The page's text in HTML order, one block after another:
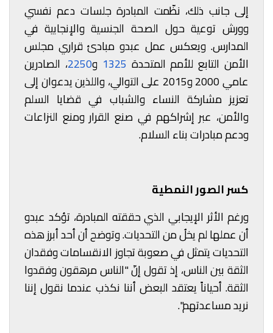
إلى جانب ذلك، نظّمت المبادرة جلسات دعم نفسي
وورش توعية حول الصحة الجنسية والإنجابية في
المدارس. ويعكس عمل عبدو مبادئ قراري مجلس
الأمن التابع للأمم المتحدة 1325 و2250، الصادرين
عامي 2000 و2015 على التوالي، واللذين يدعوان إلى
تعزيز مشاركة النساء والشباب في قضايا السلم
والأمن، عبر إشراكهم في صنع القرار ومنع النزاعات
ودعم مبادرات بناء السلام.
كسر الصور النمطية
ورغم الأثر الإيجابي الذي حققته المبادرة، تؤكد عبدو
أن عملها لم يخلُ من التحديات. وتوضح أن أحد أبرز هذه
التحديات يتمثل في صعوبة تجاوز الانقسامات وفقدان
الثقة بين الناس، إذ تقول إنّ "الناس مرهقون وفقدوا
الثقة. أحياناً يعتقد البعض أننا نكذب عندما نقول إننا
نريد مساعدتهم".